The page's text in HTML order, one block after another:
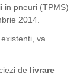
in pneuri (TPMS)
2014.
va
de livrare